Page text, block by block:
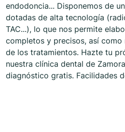
endodoncia... Disponemos de
dotadas de alta tecnología
TAC...), lo que nos permite
completos y precisos, así
de los tratamientos. Hazte tu
nuestra clínica dental de
diagnóstico gratis. Facilidades